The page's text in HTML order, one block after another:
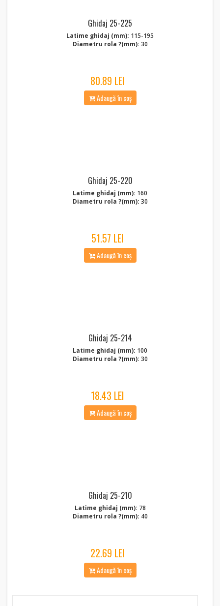
Ghidaj 25-225
Latime ghidaj (mm): 115-195
Diametru rola ?(mm): 30
80.89 LEI
Adaugă în coș
Ghidaj 25-220
Latime ghidaj (mm): 160
Diametru rola ?(mm): 30
51.57 LEI
Adaugă în coș
Ghidaj 25-214
Latime ghidaj (mm): 100
Diametru rola ?(mm): 30
18.43 LEI
Adaugă în coș
Ghidaj 25-210
Latime ghidaj (mm): 78
Diametru rola ?(mm): 40
22.69 LEI
Adaugă în coș